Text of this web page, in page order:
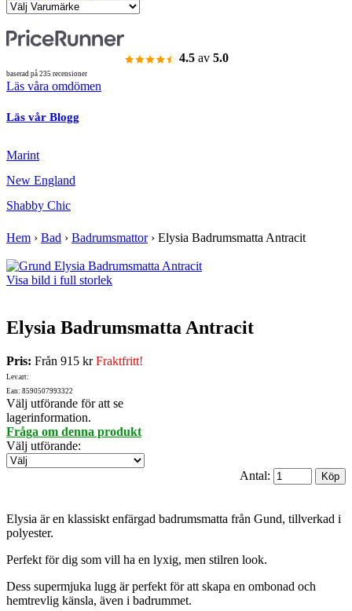
4.5 av 5.0
baserad på 235 recensioner
Läs våra omdömen
Läs vår Blogg
Marint
New England
Shabby Chic
Hem › Bad › Badrumsmattor› Elysia Badrumsmatta Antracit
Visa bild i full storlek
Elysia Badrumsmatta Antracit
Pris: Från 915 krFraktfritt!
Lev.art:
Ean: 8590507993322
Välj utförande för att se
lagerinformation.
Fråga om denna produkt
Välj utförande:
Antal:
Elysia är en klassiskt enfärgad badrumsmatta från Gund, tillverkad i
polyester.
Perfekt för dig som vill ha en lyxig, men stilren look.
Dess supermjuka lugg är perfekt för att skapa en ombonad och
hemtrevlig känsla, även i badrummet.